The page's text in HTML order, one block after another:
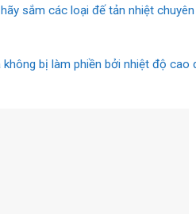
sắm các loại đế tản nhiệt
bị làm phiền bởi nhiệt độ cao